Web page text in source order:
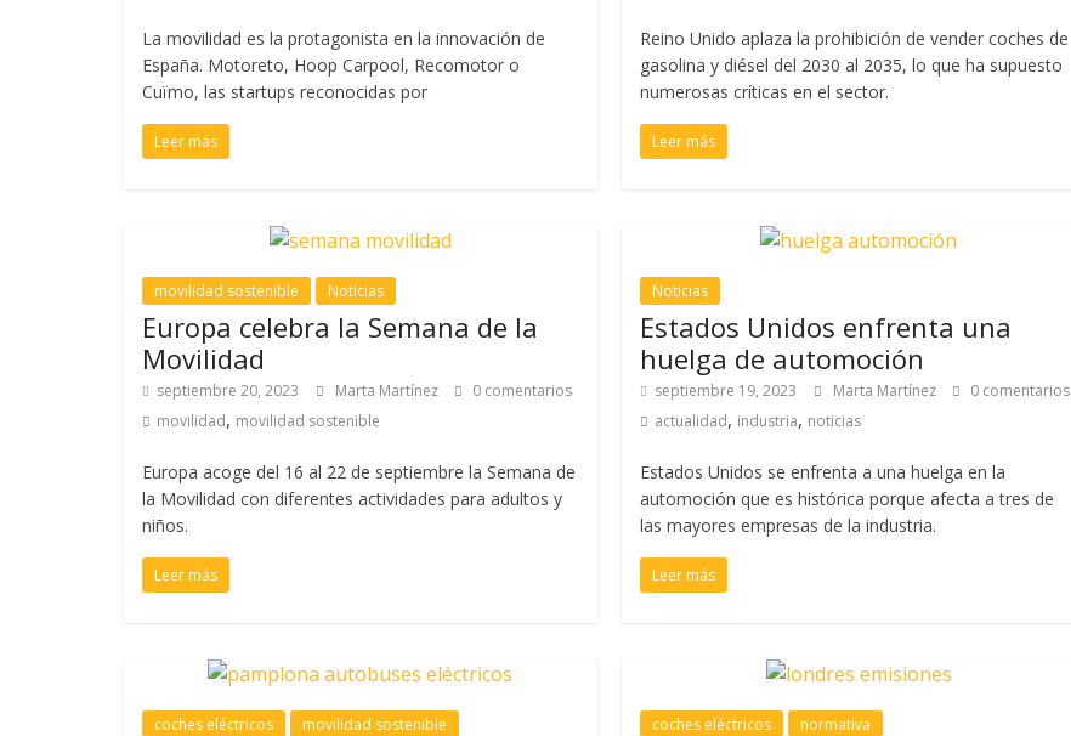
La movilidad es la protagonista en la innovación de
España. Motoreto, Hoop Carpool, Recomotor o
Cuïmo, las startups reconocidas por
Leer más
Reino Unido aplaza la prohibición de vender coches de
gasolina y diésel del 2030 al 2035, lo que ha supuesto
numerosas críticas en el sector.
Leer más
movilidad sostenible Noticias
Europa celebra la Semana de la
Movilidad
septiembre 20, 2023 Marta Martínez
0 comentarios
movilidad, movilidad sostenible
Europa acoge del 16 al 22 de septiembre la Semana de
la Movilidad con diferentes actividades para adultos y
niños.
Leer más
Noticias
Estados Unidos enfrenta una
huelga de automoción
septiembre 19, 2023 Marta Martínez
0 comentarios
actualidad, industria, noticias
Estados Unidos se enfrenta a una huelga en la
automoción que es histórica porque afecta a tres de
las mayores empresas de la industria.
Leer más
coches eléctricos movilidad sostenible coches eléctricos normativa